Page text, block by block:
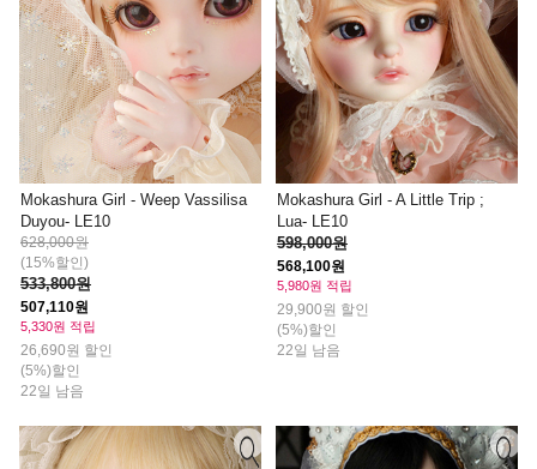
Mokashura Girl - Weep Vassilisa
Duyou- LE10
628,000원
(15%할인)
533,800원
507,110원
5,330원 적립
26,690원 할인
(5%)할인
22일 남음
Mokashura Girl - A Little Trip ;
Lua- LE10
598,000원
568,100원
5,980원 적립
29,900원 할인
(5%)할인
22일 남음